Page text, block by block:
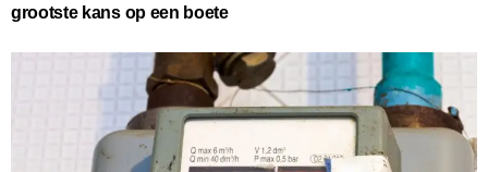
grootste kans op een boete